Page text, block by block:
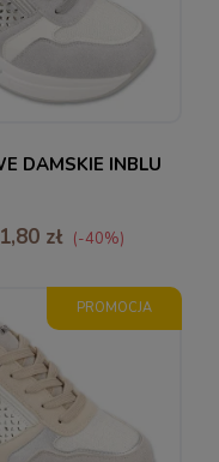
39 40
DAMSKIE INBLU
zł (-40%)
40
PROMOCJA